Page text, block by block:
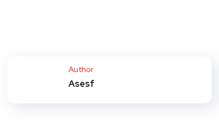
Author
Asesf